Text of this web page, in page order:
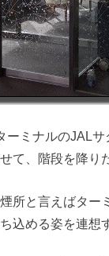
ーミナルのJAL
て、階段を降り
所と言えばター
込める姿を連想